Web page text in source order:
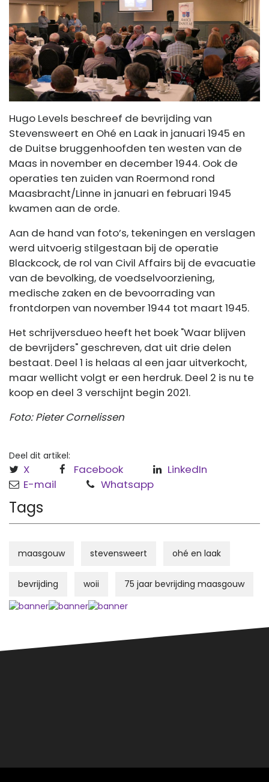
Hugo Levels beschreef de bevrijding van
Stevensweert en Ohé en Laak in januari 1945 en
de Duitse bruggenhoofden ten westen van de
Maas in november en december 1944. Ook de
operaties ten zuiden van Roermond rond
Maasbracht/Linne in januari en februari 1945
kwamen aan de orde.
Aan de hand van foto’s, tekeningen en verslagen
werd uitvoerig stilgestaan bij de operatie
Blackcock, de rol van Civil Affairs bij de evacuatie
van de bevolking, de voedselvoorziening,
medische zaken en de bevoorrading van
frontdorpen van november 1944 tot maart 1945.
Het schrijversdueo heeft het boek "Waar blijven
de bevrijders" geschreven, dat uit drie delen
bestaat. Deel 1 is helaas al een jaar uitverkocht,
maar wellicht volgt er een herdruk. Deel 2 is nu te
koop en deel 3 verschijnt begin 2021.
Foto: Pieter Cornelissen
Deel dit artikel:
X Facebook
LinkedIn
E-mail
Whatsapp
Tags
maasgouw stevensweert ohé en laak
bevrijding woii 75 jaar bevrijding maasgouw